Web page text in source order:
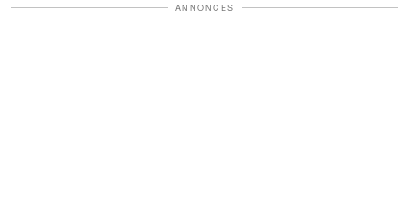
ANNONCES